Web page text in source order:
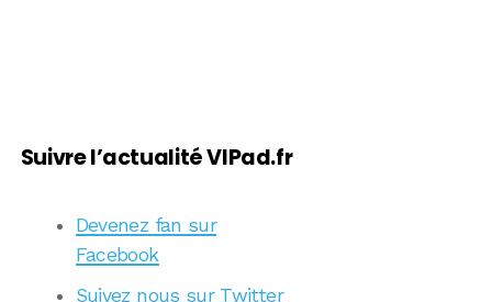
Suivre l’actualité VIPad.fr
Devenez fan sur
Facebook
Suivez nous sur Twitter